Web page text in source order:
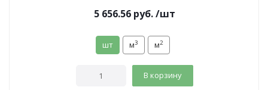
5 656.56руб. /шт
шт м3 м2
В корзину